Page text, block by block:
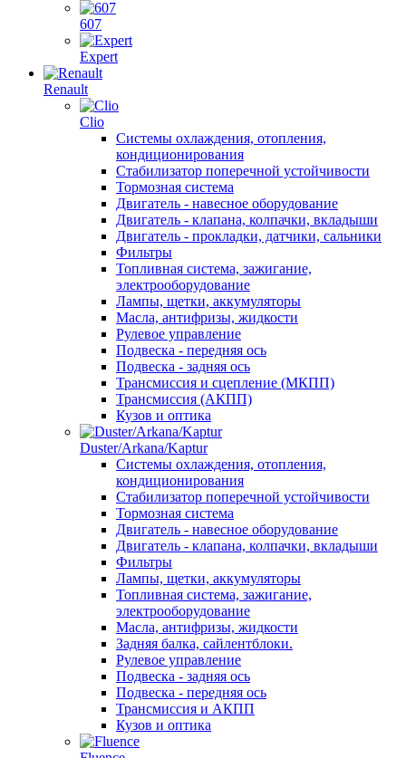
607
Expert
Renault
Clio
Системы охлаждения, отопления,
кондиционирования
Стабилизатор поперечной устойчивости
Тормозная система
Двигатель - навесное оборудование
Двигатель - клапана, колпачки, вкладыши
Двигатель - прокладки, датчики, сальники
Фильтры
Топливная система, зажигание,
электрооборудование
Лампы, щетки, аккумуляторы
Масла, антифризы, жидкости
Рулевое управление
Подвеска - передняя ось
Подвеска - задняя ось
Трансмиссия и сцепление (МКПП)
Трансмиссия (АКПП)
Кузов и оптика
Duster/Arkana/Kaptur
Системы охлаждения, отопления,
кондиционирования
Стабилизатор поперечной устойчивости
Тормозная система
Двигатель - навесное оборудование
Двигатель - клапана, колпачки, вкладыши
Фильтры
Лампы, щетки, аккумуляторы
Топливная система, зажигание,
электрооборудование
Масла, антифризы, жидкости
Задняя балка, сайлентблоки.
Рулевое управление
Подвеска - задняя ось
Подвеска - передняя ось
Трансмиссия и АКПП
Кузов и оптика